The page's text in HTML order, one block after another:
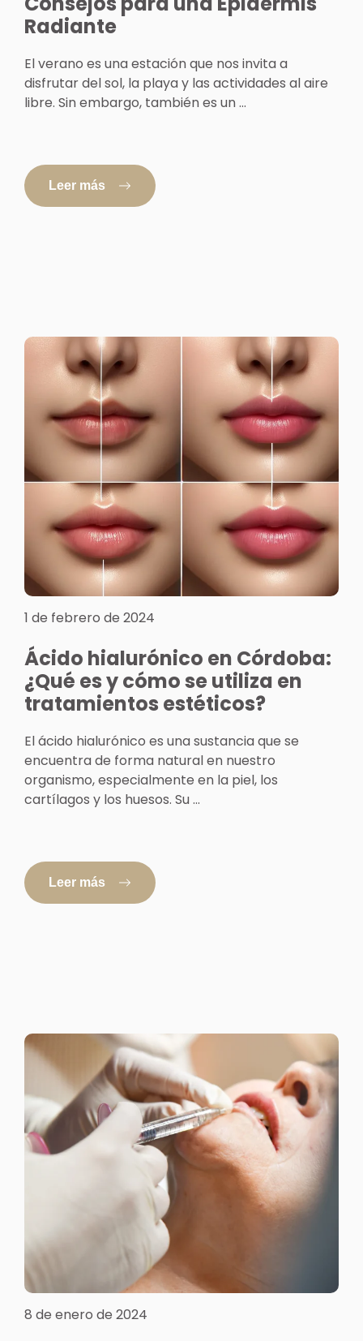
Radiante
El verano es una estación que nos invita a
disfrutar del sol, la playa y las actividades al aire
libre. Sin embargo, también es un ...
Leer más
1 de febrero de 2024
Ácido hialurónico en Córdoba:
¿Qué es y cómo se utiliza en
tratamientos estéticos?
El ácido hialurónico es una sustancia que se
encuentra de forma natural en nuestro
organismo, especialmente en la piel, los
cartílagos y los huesos. Su ...
Leer más
8 de enero de 2024